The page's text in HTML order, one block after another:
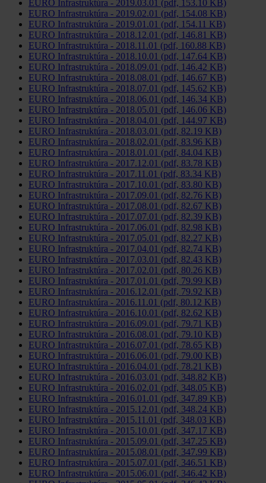
EURO Infrastruktúra - 2019.03.01 (pdf, 153.10 KB)
EURO Infrastruktúra - 2019.02.01 (pdf, 154.08 KB)
EURO Infrastruktúra - 2019.01.01 (pdf, 154.11 KB)
EURO Infrastruktúra - 2018.12.01 (pdf, 146.81 KB)
EURO Infrastruktúra - 2018.11.01 (pdf, 160.88 KB)
EURO Infrastruktúra - 2018.10.01 (pdf, 147.64 KB)
EURO Infrastruktúra - 2018.09.01 (pdf, 146.42 KB)
EURO Infrastruktúra - 2018.08.01 (pdf, 146.67 KB)
EURO Infrastruktúra - 2018.07.01 (pdf, 145.62 KB)
EURO Infrastruktúra - 2018.06.01 (pdf, 146.34 KB)
EURO Infrastruktúra - 2018.05.01 (pdf, 146.06 KB)
EURO Infrastruktúra - 2018.04.01 (pdf, 144.97 KB)
EURO Infrastruktúra - 2018.03.01 (pdf, 82.19 KB)
EURO Infrastruktúra - 2018.02.01 (pdf, 83.96 KB)
EURO Infrastruktúra - 2018.01.01 (pdf, 84.04 KB)
EURO Infrastruktúra - 2017.12.01 (pdf, 83.78 KB)
EURO Infrastruktúra - 2017.11.01 (pdf, 83.34 KB)
EURO Infrastruktúra - 2017.10.01 (pdf, 83.80 KB)
EURO Infrastruktúra - 2017.09.01 (pdf, 82.76 KB)
EURO Infrastruktúra - 2017.08.01 (pdf, 82.67 KB)
EURO Infrastruktúra - 2017.07.01 (pdf, 82.39 KB)
EURO Infrastruktúra - 2017.06.01 (pdf, 82.98 KB)
EURO Infrastruktúra - 2017.05.01 (pdf, 82.27 KB)
EURO Infrastruktúra - 2017.04.01 (pdf, 82.74 KB)
EURO Infrastruktúra - 2017.03.01 (pdf, 82.43 KB)
EURO Infrastruktúra - 2017.02.01 (pdf, 80.26 KB)
EURO Infrastruktúra - 2017.01.01 (pdf, 79.99 KB)
EURO Infrastruktúra - 2016.12.01 (pdf, 79.92 KB)
EURO Infrastruktúra - 2016.11.01 (pdf, 80.12 KB)
EURO Infrastruktúra - 2016.10.01 (pdf, 82.62 KB)
EURO Infrastruktúra - 2016.09.01 (pdf, 79.71 KB)
EURO Infrastruktúra - 2016.08.01 (pdf, 79.10 KB)
EURO Infrastruktúra - 2016.07.01 (pdf, 78.65 KB)
EURO Infrastruktúra - 2016.06.01 (pdf, 79.00 KB)
EURO Infrastruktúra - 2016.04.01 (pdf, 78.21 KB)
EURO Infrastruktúra - 2016.03.01 (pdf, 348.82 KB)
EURO Infrastruktúra - 2016.02.01 (pdf, 348.05 KB)
EURO Infrastruktúra - 2016.01.01 (pdf, 347.89 KB)
EURO Infrastruktúra - 2015.12.01 (pdf, 348.24 KB)
EURO Infrastruktúra - 2015.11.01 (pdf, 348.03 KB)
EURO Infrastruktúra - 2015.10.01 (pdf, 347.17 KB)
EURO Infrastruktúra - 2015.09.01 (pdf, 347.25 KB)
EURO Infrastruktúra - 2015.08.01 (pdf, 347.99 KB)
EURO Infrastruktúra - 2015.07.01 (pdf, 346.51 KB)
EURO Infrastruktúra - 2015.06.01 (pdf, 346.42 KB)